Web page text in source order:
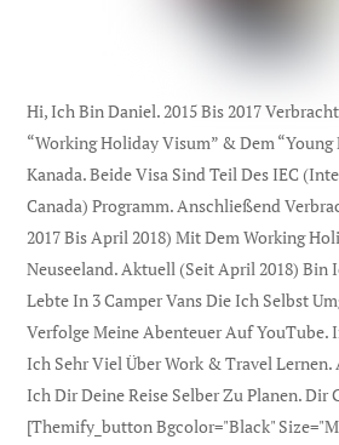
Hi, Ich Bin Daniel. 2015 Bis 2017
“Working Holiday Visum” & Dem
Kanada. Beide Visa Sind Teil Des IEC
Canada) Programm. Anschließend
2017 Bis April 2018) Mit Dem Working
Neuseeland. Aktuell (seit April 2018) Bin
Lebte In 3 Camper Vans Die Ich Selbst
Verfolge Meine Abenteuer Auf YouTube.
Ich Sehr Viel Über Work & Travel
Ich Dir Deine Reise Selber Zu Planen. Dir
[themify_button Bgcolor="black"